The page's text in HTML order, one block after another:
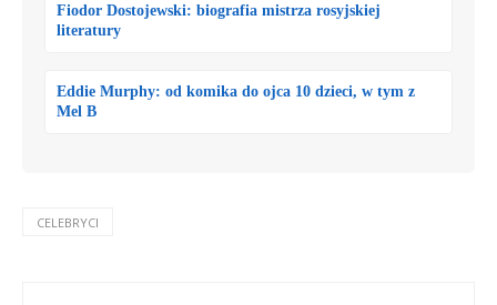
Fiodor Dostojewski: biografia mistrza rosyjskiej
literatury
Eddie Murphy: od komika do ojca 10 dzieci, w tym z
Mel B
CELEBRYCI